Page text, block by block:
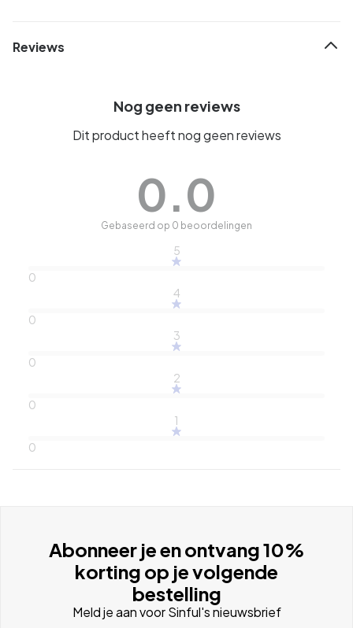
Reviews
Nog geen reviews
Dit product heeft nog geen reviews
0.0
Gebaseerd op 0 beoordelingen
5
0
4
0
3
0
2
0
1
0
Abonneer je en ontvang 10%
korting op je volgende
bestelling
Meld je aan voor Sinful's nieuwsbrief